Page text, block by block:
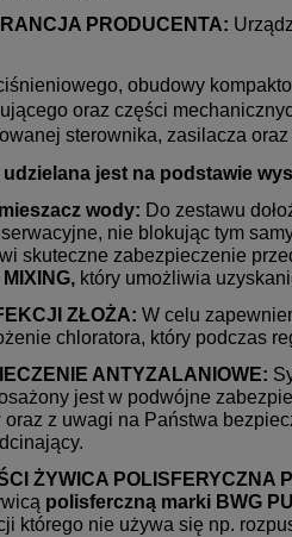
BY-
SUPREME-RO7 - 7 -
system RO z
wkładem
NAJDOKŁADNIEJSZA
FILTRACJI DO 0,0001
METALE CIĘŻKIE,
RADIOAKTYWNE.
WODY!
599,00 zł
do koszyka
PRODUCENTA:
obudowy
oraz części
sterownika, zasilacza
jest na podstawie
wody: Do zestawu
nie blokując tym
skuteczne zabezpieczenie
MIXING, który umożliwia
ZŁOŻA: W celu
chloratora, który podczas
ANTYZALANIOWE:
jest w podwójne
z uwagi na Państwa
ŻYWICA POLISFERYCZNA
polisferczną marki BWG
którego nie używa się np.